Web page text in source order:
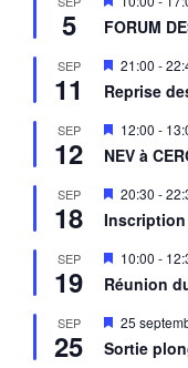
n
a
a
n
t
5
i
s
n
a
v
a
n
t
FORUM
SEP
11
M
s
n
a
a
n
t
21:00 -
Reprise
SEP
12
M
i
s
n
a
a
n
t
12:00 -
NEV à
SEP
18
M
s
n
a
a
n
t
20:30 -
SEP
19
M
i
s
n
a
10:00 -
Réunion
SEP
25
M
s
25
Sortie